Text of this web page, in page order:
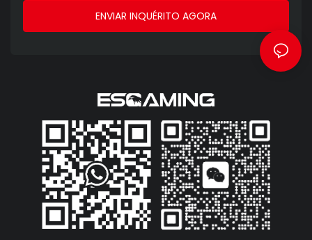
ENVIAR INQUÉRITO AGORA